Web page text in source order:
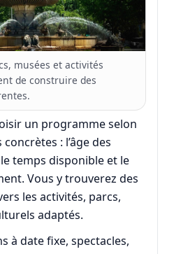
musées et activités
de construire des
un programme selon
: l’âge des
temps disponible et le
Vous y trouverez des
les activités, parcs,
adaptés.
à date fixe, spectacles,